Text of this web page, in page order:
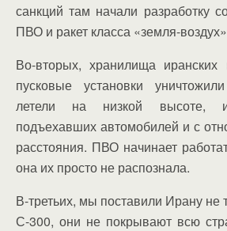
санкций там начали разработку
ПВО и ракет класса «земля-
Во-вторых, хранилища иранских
пусковые установки
летели на низкой высоте,
подъехавших автомобилей и с
расстояния. ПВО начинает
она их просто не распознала.
В-третьих, мы поставили Ирану не
С-300, они не покрывают всю